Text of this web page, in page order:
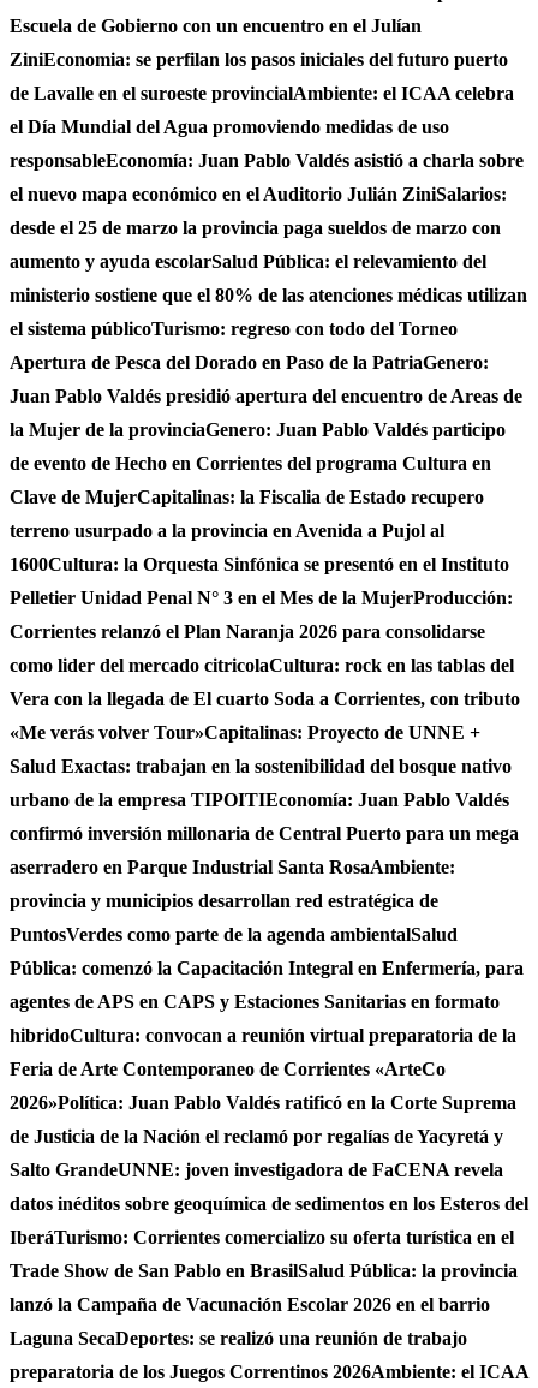
Escuela de Gobierno con un encuentro en el Julían
ZiniEconomia: se perfilan los pasos iniciales del futuro puerto
de Lavalle en el suroeste provincialAmbiente: el ICAA celebra
el Día Mundial del Agua promoviendo medidas de uso
responsableEconomía: Juan Pablo Valdés asistió a charla sobre
el nuevo mapa económico en el Auditorio Julián ZiniSalarios:
desde el 25 de marzo la provincia paga sueldos de marzo con
aumento y ayuda escolarSalud Pública: el relevamiento del
ministerio sostiene que el 80% de las atenciones médicas utilizan
el sistema públicoTurismo: regreso con todo del Torneo
Apertura de Pesca del Dorado en Paso de la PatriaGenero:
Juan Pablo Valdés presidió apertura del encuentro de Areas de
la Mujer de la provinciaGenero: Juan Pablo Valdés participo
de evento de Hecho en Corrientes del programa Cultura en
Clave de MujerCapitalinas: la Fiscalia de Estado recupero
terreno usurpado a la provincia en Avenida a Pujol al
1600Cultura: la Orquesta Sinfónica se presentó en el Instituto
Pelletier Unidad Penal N° 3 en el Mes de la MujerProducción:
Corrientes relanzó el Plan Naranja 2026 para consolidarse
como lider del mercado citricolaCultura: rock en las tablas del
Vera con la llegada de El cuarto Soda a Corrientes, con tributo
«Me verás volver Tour»Capitalinas: Proyecto de UNNE +
Salud Exactas: trabajan en la sostenibilidad del bosque nativo
urbano de la empresa TIPOITIEconomía: Juan Pablo Valdés
confirmó inversión millonaria de Central Puerto para un mega
aserradero en Parque Industrial Santa RosaAmbiente:
provincia y municipios desarrollan red estratégica de
PuntosVerdes como parte de la agenda ambientalSalud
Pública: comenzó la Capacitación Integral en Enfermería, para
agentes de APS en CAPS y Estaciones Sanitarias en formato
hibridoCultura: convocan a reunión virtual preparatoria de la
Feria de Arte Contemporaneo de Corrientes «ArteCo
2026»Política: Juan Pablo Valdés ratificó en la Corte Suprema
de Justicia de la Nación el reclamó por regalías de Yacyretá y
Salto GrandeUNNE: joven investigadora de FaCENA revela
datos inéditos sobre geoquímica de sedimentos en los Esteros del
IberáTurismo: Corrientes comercializo su oferta turística en el
Trade Show de San Pablo en BrasilSalud Pública: la provincia
lanzó la Campaña de Vacunación Escolar 2026 en el barrio
Laguna SecaDeportes: se realizó una reunión de trabajo
preparatoria de los Juegos Correntinos 2026Ambiente: el ICAA